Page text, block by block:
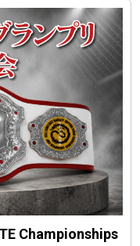
Championships